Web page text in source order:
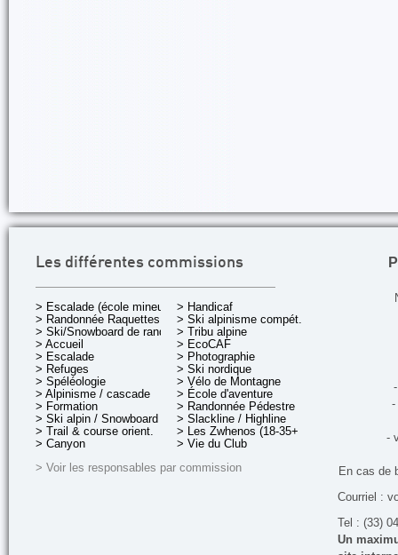
Les différentes commissions
> Escalade (école mineurs)
> Randonnée Raquettes
> Ski/Snowboard de rando.
> Accueil
> Escalade
> Refuges
> Spéléologie
> Alpinisme / cascade
> Formation
> Ski alpin / Snowboard
> Trail & course orient.
> Canyon
> Handicaf
> Ski alpinisme compét.
> Tribu alpine
> EcoCAF
> Photographie
> Ski nordique
> Vélo de Montagne
> École d'aventure
> Randonnée Pédestre
> Slackline / Highline
> Les Zwhenos (18-35+ ans)
> Vie du Club
> Voir les responsables par commission
-
-
En cas de
Courriel :
Tel : (33)
Un